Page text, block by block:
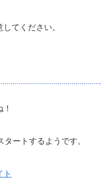
てください。
ートするようです。
ト